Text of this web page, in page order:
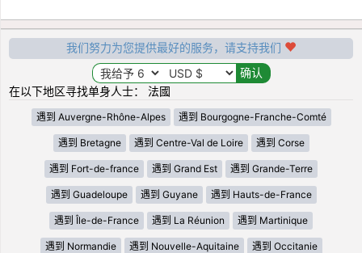
我们努力为您提供最好的服务，请支持我们
在以下地区寻找单身人士： 法國
遇到 Auvergne-Rhône-Alpes 遇到 Bourgogne-Franche-Comté
遇到 Bretagne 遇到 Centre-Val de Loire 遇到 Corse
遇到 Fort-de-france 遇到 Grand Est 遇到 Grande-Terre
遇到 Guadeloupe 遇到 Guyane 遇到 Hauts-de-France
遇到 Île-de-France 遇到 La Réunion 遇到 Martinique
遇到 Normandie 遇到 Nouvelle-Aquitaine 遇到 Occitanie